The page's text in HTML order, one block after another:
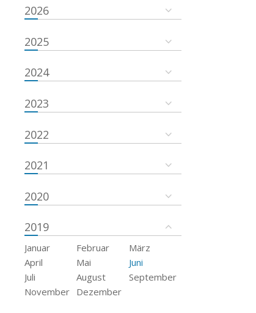
2026
2025
2024
2023
2022
2021
2020
2019
Januar Februar
März
April
Mai
Juni
Juli
August
September
November
Dezember